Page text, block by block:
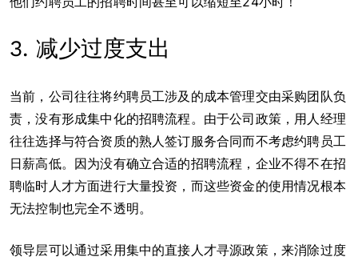
3. 减少过度支出
当前，公司往往将约聘员工涉及的成本管理交由采购团队负
责，没有形成集中化的招聘流程。由于公司政策，用人经理
往往选择与符合资质的熟人签订服务合同而不考虑约聘员工
日薪高低。因为没有确立合适的招聘流程，企业不得不在招
聘临时人才方面进行大量投资，而这些资金的使用情况根本
无法控制也完全不透明。
领导层可以通过采用集中的直接人才寻源政策，来消除过度